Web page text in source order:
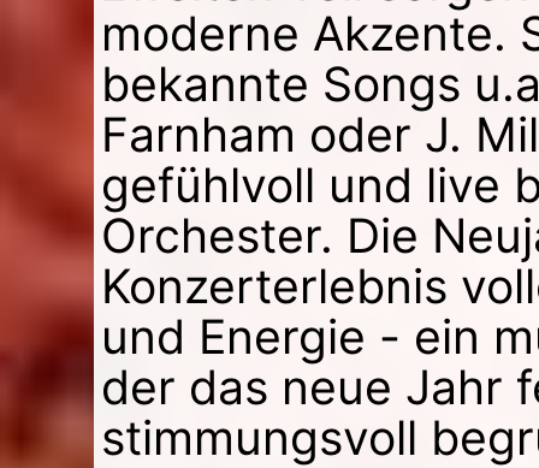
moderne Akzente.
bekannte Songs
Farnham oder J.
gefühlvoll und live
Orchester. Die
Konzerterlebnis
und Energie - ein
der das neue Jahr
stimmungsvoll